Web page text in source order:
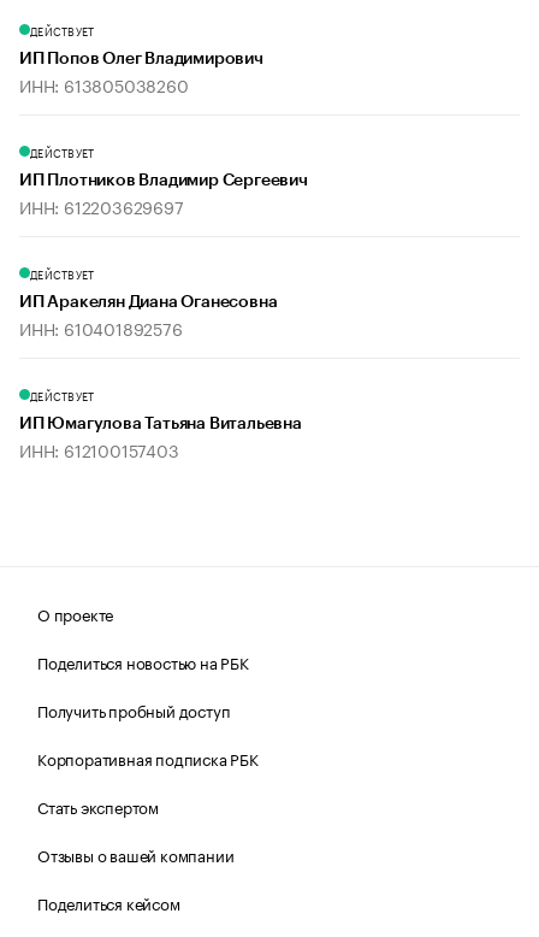
ДЕЙСТВУЕТ
ИП Попов Олег Владимирович
ИНН: 613805038260
ДЕЙСТВУЕТ
ИП Плотников Владимир Сергеевич
ИНН: 612203629697
ДЕЙСТВУЕТ
ИП Аракелян Диана Оганесовна
ИНН: 610401892576
ДЕЙСТВУЕТ
ИП Юмагулова Татьяна Витальевна
ИНН: 612100157403
О проекте
Поделиться новостью на РБК
Получить пробный доступ
Корпоративная подписка РБК
Стать экспертом
Отзывы о вашей компании
Поделиться кейсом